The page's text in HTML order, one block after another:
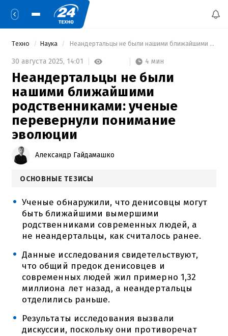
Техно Наука Неандертальцы не были нашими ближайшими родственниками: ученые перевернули понимание эволюции
30 августа 2025, 14:01 4 мин
Неандертальцы не были
нашими ближайшими
родственниками: ученые
перевернули понимание
эволюции
Александр Гайдамашко
ОСНОВНЫЕ ТЕЗИСЫ
Ученые обнаружили, что денисовцы могут
быть ближайшими вымершими
родственниками современных людей, а
не неандертальцы, как считалось ранее.
Данные исследования свидетельствуют,
что общий предок денисовцев и
современных людей жил примерно 1,32
миллиона лет назад, а неандертальцы
отделились раньше.
Результаты исследования вызвали
дискуссии, поскольку они противоречат